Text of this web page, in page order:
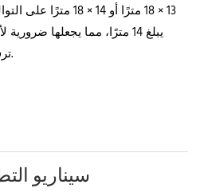
13 × 18 مترًا أو 14 ×
يبلغ 14 مترًا، مما يجعلها
ترفيه الزوار من جميع الأعمار.
سيناريو